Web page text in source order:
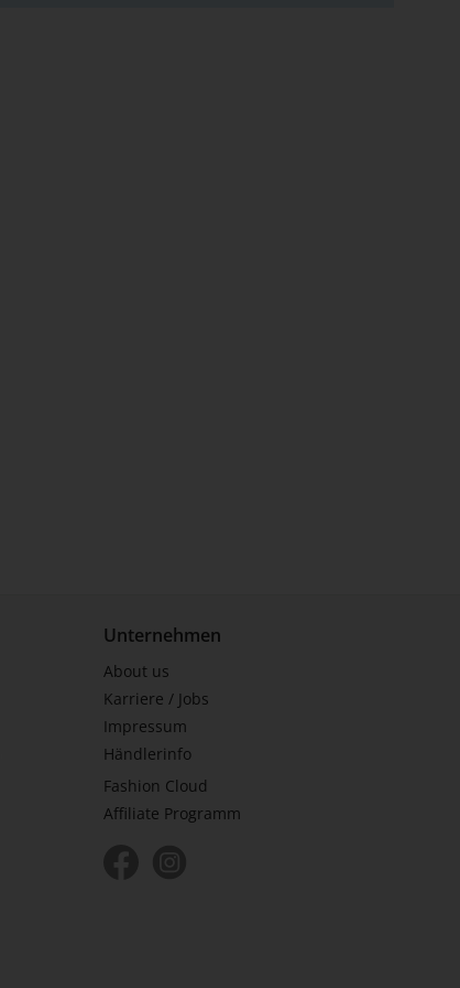
Unternehmen
About us
Karriere / Jobs
Impressum
Händlerinfo
Fashion Cloud
Affiliate Programm